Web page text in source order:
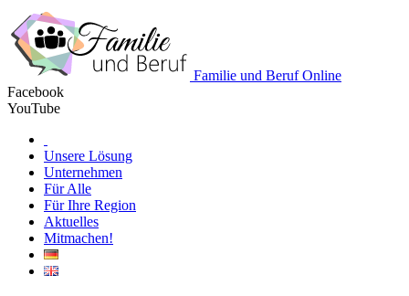
Familie und Beruf Online
Facebook
YouTube
Unsere Lösung
Unternehmen
Für Alle
Für Ihre Region
Aktuelles
Mitmachen!